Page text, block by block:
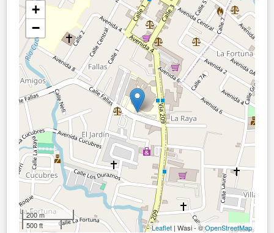
+
−
200 m
500 ft
Leaflet | Wasi - ©OpenStreetMap